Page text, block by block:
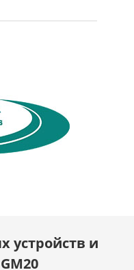
устройств и